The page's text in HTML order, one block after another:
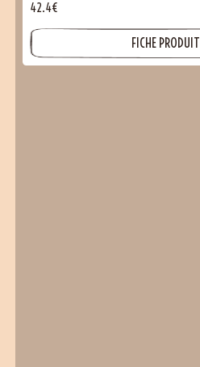
42.4€
FICHE PRODUIT